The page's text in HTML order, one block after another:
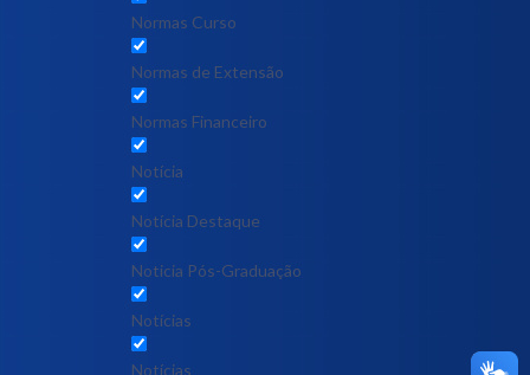
Normas Curso
Normas de Extensão
Normas Financeiro
Notícia
Notícia Destaque
Noticia Pós-Graduação
Notícias
Notícias